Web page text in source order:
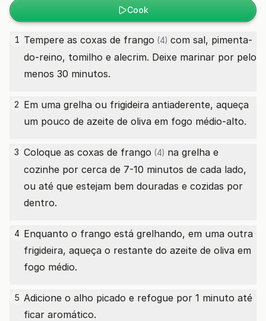
Cook
1 Tempere as coxas de frango (4) com sal, pimenta-
do-reino, tomilho e alecrim. Deixe marinar por pelo
menos 30 minutos.
2 Em uma grelha ou frigideira antiaderente, aqueça
um pouco de azeite de oliva em fogo médio-alto.
3 Coloque as coxas de frango (4) na grelha e
cozinhe por cerca de 7-10 minutos de cada lado,
ou até que estejam bem douradas e cozidas por
dentro.
4 Enquanto o frango está grelhando, em uma outra
frigideira, aqueça o restante do azeite de oliva em
fogo médio.
5 Adicione o alho picado e refogue por 1 minuto até
ficar aromático.